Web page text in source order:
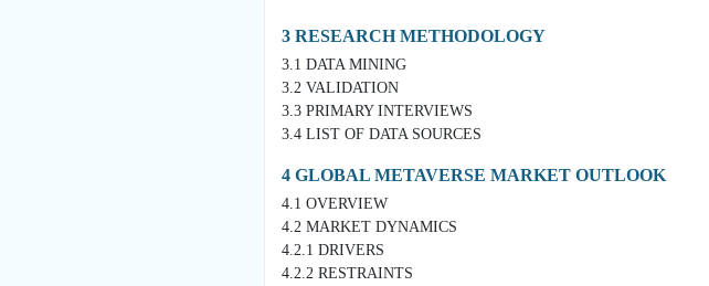
3 RESEARCH METHODOLOGY
3.1 DATA MINING
3.2 VALIDATION
3.3 PRIMARY INTERVIEWS
3.4 LIST OF DATA SOURCES
4 GLOBAL METAVERSE MARKET OUTLOOK
4.1 OVERVIEW
4.2 MARKET DYNAMICS
4.2.1 DRIVERS
4.2.2 RESTRAINTS